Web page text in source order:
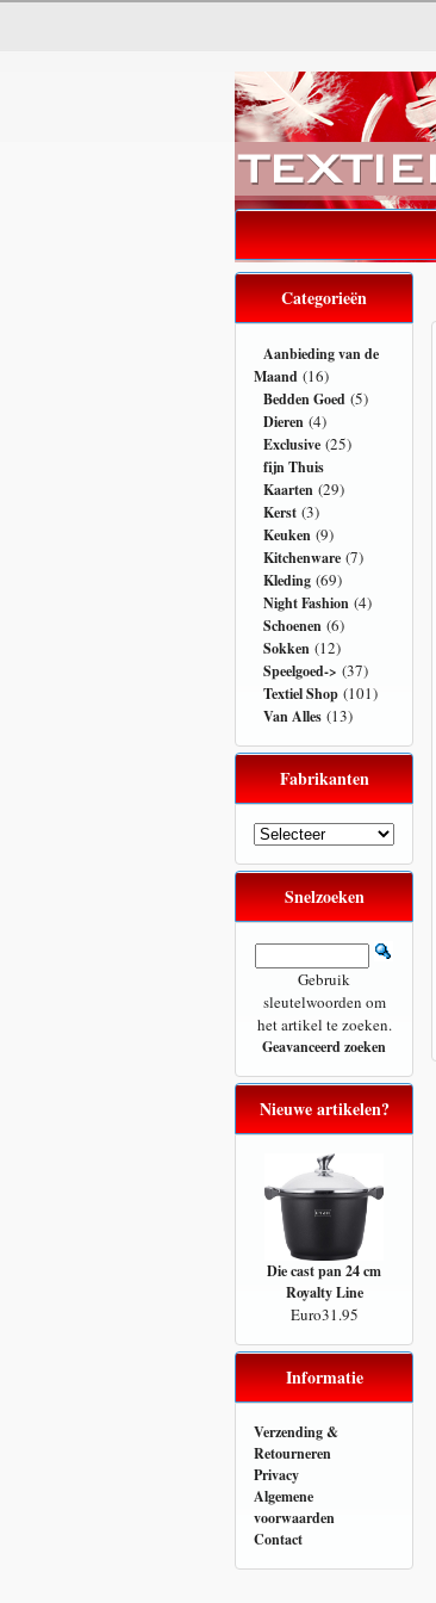
Categorieën
Aanbieding van de
Maand (16)
Bedden Goed (5)
Dieren (4)
Exclusive (25)
fijn Thuis
Kaarten (29)
Kerst (3)
Keuken (9)
Kitchenware (7)
Kleding (69)
Night Fashion (4)
Schoenen (6)
Sokken (12)
Speelgoed-> (37)
Textiel Shop (101)
Van Alles (13)
Fabrikanten
Snelzoeken
Gebruik
sleutelwoorden om
het artikel te zoeken.
Geavanceerd zoeken
Nieuwe artikelen?
Die cast pan 24 cm
Royalty Line
Euro31.95
Informatie
Verzending &
Retourneren
Privacy
Algemene
voorwaarden
Contact